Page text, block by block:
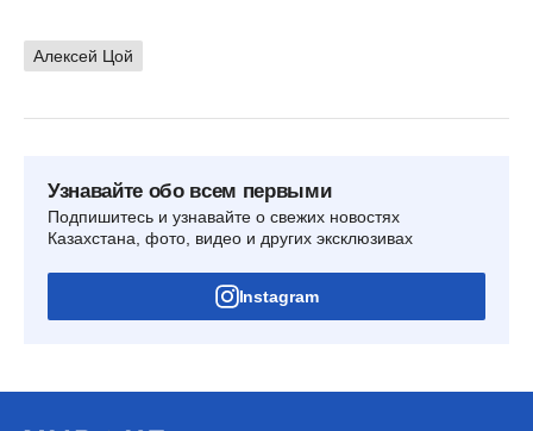
Алексей Цой
Узнавайте обо всем первыми
Подпишитесь и узнавайте о свежих новостях
Казахстана, фото, видео и других эксклюзивах
Instagram